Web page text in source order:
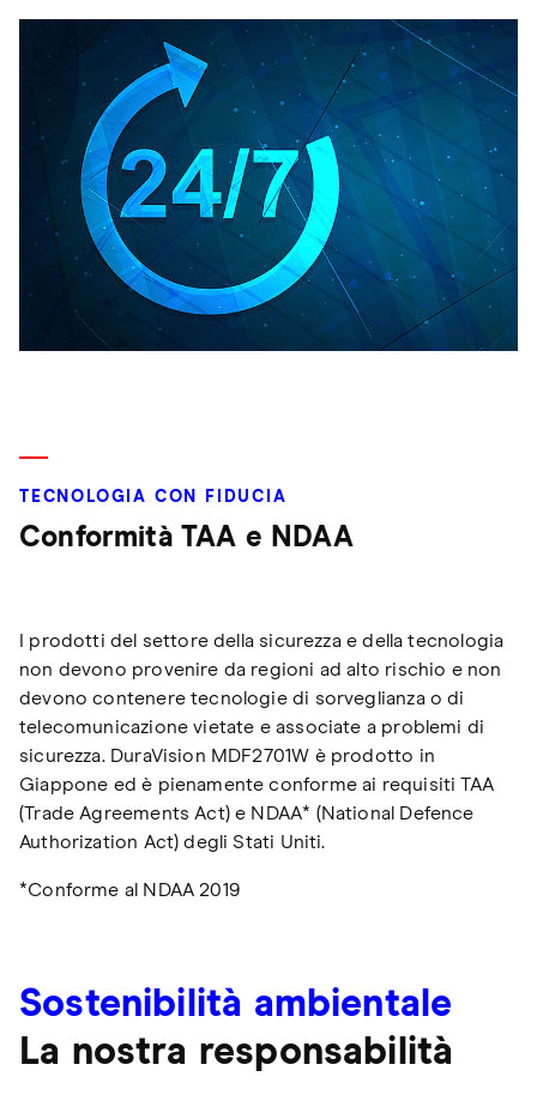
TECNOLOGIA CON FIDUCIA
Conformità TAA e NDAA
I prodotti del settore della sicurezza e della tecnologia
non devono provenire da regioni ad alto rischio e non
devono contenere tecnologie di sorveglianza o di
telecomunicazione vietate e associate a problemi di
sicurezza. DuraVision MDF2701W è prodotto in
Giappone ed è pienamente conforme ai requisiti TAA
(Trade Agreements Act) e NDAA* (National Defence
Authorization Act) degli Stati Uniti.
*Conforme al NDAA 2019
Sostenibilità ambientale
La nostra responsabilità